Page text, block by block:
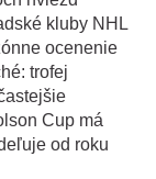
kluby NHL
ocenenie
trofej
Cup má
od roku